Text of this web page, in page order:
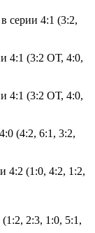
серии 4:1 (3:2,
4:1 (3:2 ОТ, 4:0,
4:1 (3:2 ОТ, 4:0,
(4:2, 6:1, 3:2,
4:2 (1:0, 4:2, 1:2,
2:3, 1:0, 5:1,